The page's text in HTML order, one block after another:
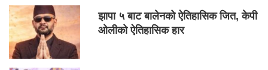
झापा ५ बाट बालेनको ऐतिहासिक जित, केपी
ओलीको ऐतिहासिक हार